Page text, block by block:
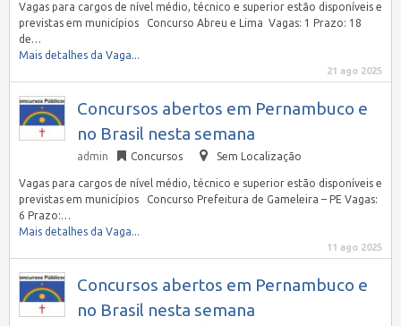
Vagas para cargos de nível médio, técnico e superior estão disponíveis e
previstas em municípios Concurso Abreu e Lima Vagas: 1 Prazo: 18
de…
Mais detalhes da Vaga...
21 ago 2025
Concursos abertos em Pernambuco e
no Brasil nesta semana
admin Concursos Sem Localização
Vagas para cargos de nível médio, técnico e superior estão disponíveis e
previstas em municípios Concurso Prefeitura de Gameleira – PE Vagas:
6 Prazo:…
Mais detalhes da Vaga...
11 ago 2025
Concursos abertos em Pernambuco e
no Brasil nesta semana